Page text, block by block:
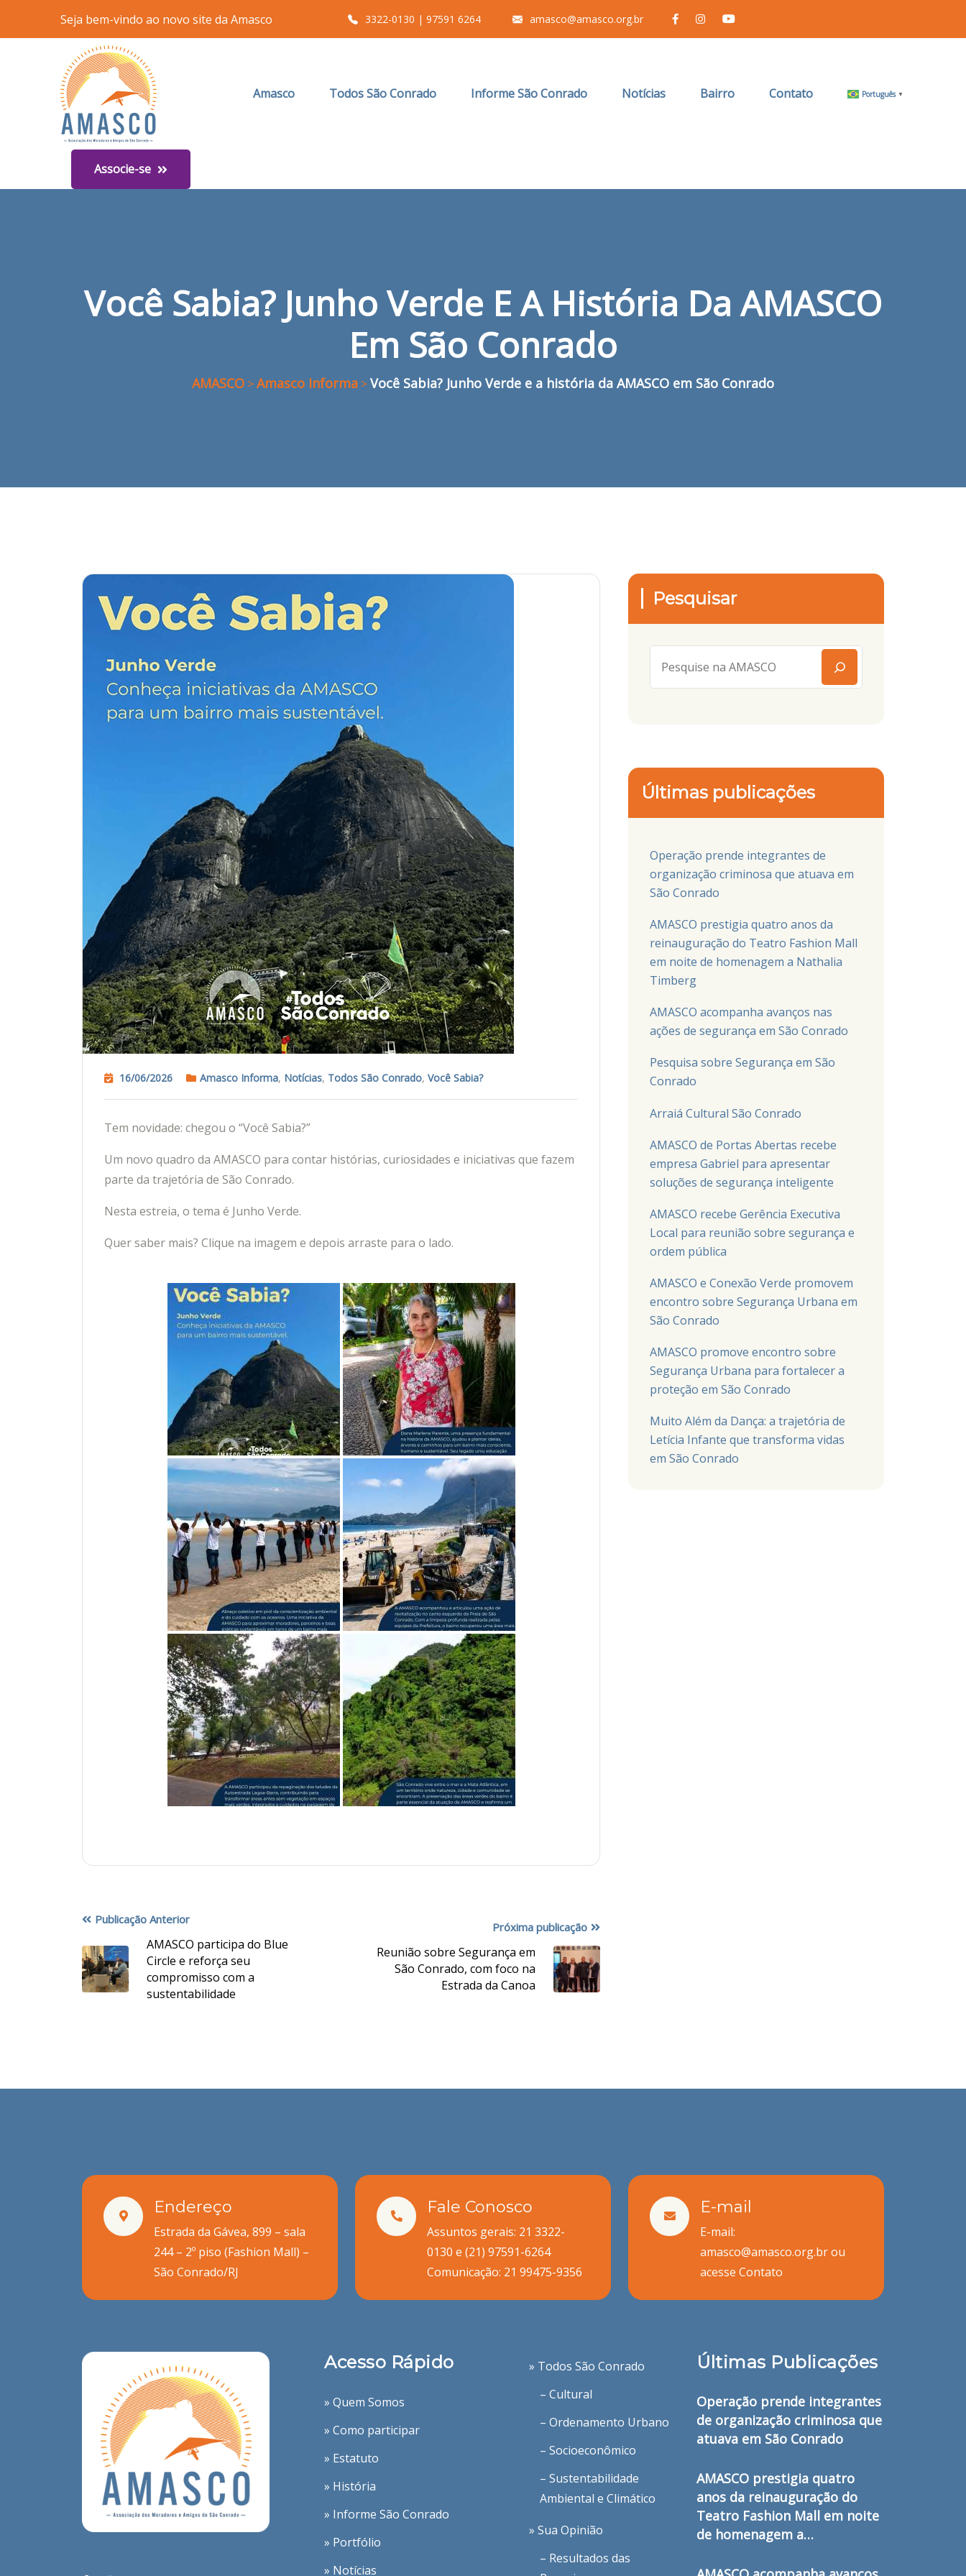
Seja bem-vindo ao novo site da Amasco 3322-0130 | 97591 6264 amasco@amasco.org.br
Amasco Todos São Conrado Informe São Conrado Notícias Bairro Contato Português ▼
Associe-se
Você Sabia? Junho Verde E A História Da AMASCO
Em São Conrado
AMASCO >Amasco Informa >Você Sabia? Junho Verde e a história da AMASCO em São Conrado
16/06/2026 Amasco Informa, Notícias, Todos São Conrado, Você Sabia?
Tem novidade: chegou o “Você Sabia?”
Um novo quadro da AMASCO para contar histórias, curiosidades e iniciativas que fazem
parte da trajetória de São Conrado.
Nesta estreia, o tema é Junho Verde.
Quer saber mais? Clique na imagem e depois arraste para o lado.
Publicação Anterior
AMASCO participa do Blue
Circle e reforça seu
compromisso com a
sustentabilidade
Próxima publicação
Reunião sobre Segurança em
São Conrado, com foco na
Estrada da Canoa
Pesquisar
Últimas publicações
Operação prende integrantes de
organização criminosa que atuava em
São Conrado
AMASCO prestigia quatro anos da
reinauguração do Teatro Fashion Mall
em noite de homenagem a Nathalia
Timberg
AMASCO acompanha avanços nas
ações de segurança em São Conrado
Pesquisa sobre Segurança em São
Conrado
Arraiá Cultural São Conrado
AMASCO de Portas Abertas recebe
empresa Gabriel para apresentar
soluções de segurança inteligente
AMASCO recebe Gerência Executiva
Local para reunião sobre segurança e
ordem pública
AMASCO e Conexão Verde promovem
encontro sobre Segurança Urbana em
São Conrado
AMASCO promove encontro sobre
Segurança Urbana para fortalecer a
proteção em São Conrado
Muito Além da Dança: a trajetória de
Letícia Infante que transforma vidas
em São Conrado
Endereço
Estrada da Gávea, 899 – sala
244 – 2º piso (Fashion Mall) –
São Conrado/RJ
Fale Conosco
Assuntos gerais: 21 3322-
0130 e (21) 97591-6264
Comunicação: 21 99475-9356
E-mail
E-mail:
amasco@amasco.org.br ou
acesse Contato
Acesso Rápido
» Quem Somos
» Como participar
» Estatuto
» História
» Informe São Conrado
» Portfólio
» Notícias
» Todos São Conrado
– Cultural
– Ordenamento Urbano
– Socioeconômico
– Sustentabilidade
Ambiental e Climático
» Sua Opinião
– Resultados das
Últimas Publicações
Operação prende integrantes
de organização criminosa que
atuava em São Conrado
AMASCO prestigia quatro
anos da reinauguração do
Teatro Fashion Mall em noite
de homenagem a…